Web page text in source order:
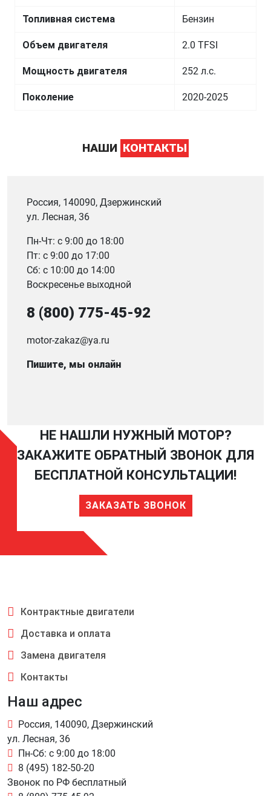
Топливная система Бензин
Объем двигателя 2.0 TFSI
Мощность двигателя 252 л.с.
Поколение 2020-2025
НАШИ КОНТАКТЫ
Россия, 140090, Дзержинский
ул. Лесная, 36
Пн-Чт: с 9:00 до 18:00
Пт: с 9:00 до 17:00
Сб: с 10:00 до 14:00
Воскресенье выходной
8 (800) 775-45-92
motor-zakaz@ya.ru
Пишите, мы онлайн
НЕ НАШЛИ НУЖНЫЙ МОТОР?
ЗАКАЖИТЕ ОБРАТНЫЙ ЗВОНОК ДЛЯ
БЕСПЛАТНОЙ КОНСУЛЬТАЦИИ!
ЗАКАЗАТЬ ЗВОНОК
Контрактные двигатели
Доставка и оплата
Замена двигателя
Контакты
Наш адрес
Россия, 140090, Дзержинский
ул. Лесная, 36
Пн-Сб: с 9:00 до 18:00
8 (495) 182-50-20
Звонок по РФ бесплатный